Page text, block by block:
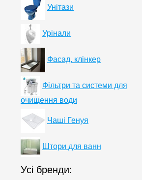
Унітази
Урінали
Фасад, клінкер
Фільтри та системи для
очищення води
Чаші Генуя
Штори для ванн
Усі бренди: